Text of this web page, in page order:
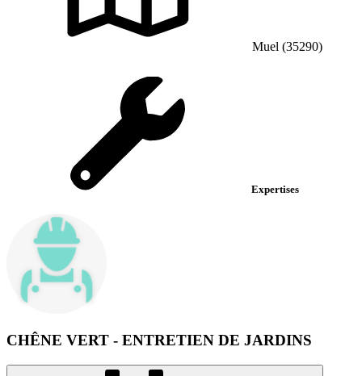
Muel (35290)
Expertises
CHÊNE VERT - ENTRETIEN DE JARDINS